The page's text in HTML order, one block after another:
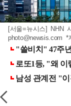
[서울=뉴시스] NHN
photo@newsis.com *